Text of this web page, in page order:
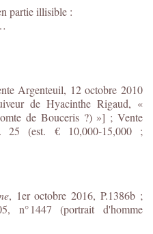
partie illisible :
Argenteuil, 12 octobre 2010
de Hyacinthe Rigaud, «
de Bouceris ?) »] ; Vente
25 (est. € 10,000-15,000 ;
, 1er octobre 2016, P.1386b ;
n° 1447 (portrait d'homme